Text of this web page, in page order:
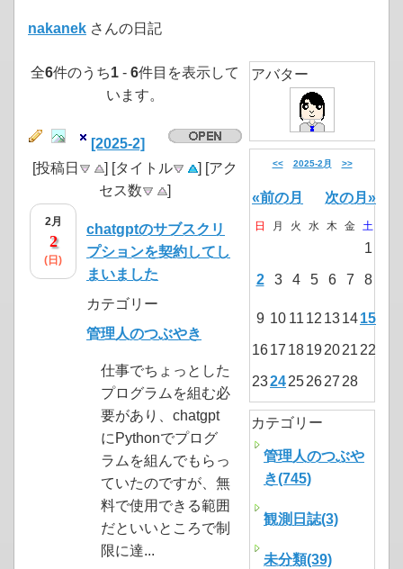
nakanek さんの日記
全6件のうち1 - 6件目を表示して
います。
[2025-2]
[投稿日
] [タイトル
] [アク
セス数
]
2月
2
(日)
chatgptのサブスクリ
プションを契約してし
まいました
カテゴリー
管理人のつぶやき
仕事でちょっとした
プログラムを組む必
要があり、chatgpt
にPythonでプログ
ラムを組んでもらっ
ていたのですが、無
料で使用できる範囲
だといいところで制
限に達...
アバター
<< 2025-2月 >>
«前の月 次の月»
日 月 火 水 木 金 土
1
2 3 4 5 6 7 8
9 10 11 12 131415
1617 18192021 22
2324252627 28
カテゴリー
管理人のつぶや
き(745)
観測日誌(3)
未分類(39)